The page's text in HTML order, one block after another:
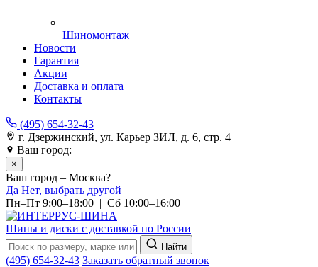
Шиномонтаж
Новости
Гарантия
Акции
Доставка и оплата
Контакты
(495) 654-32-43
г. Дзержинский, ул. Карьер ЗИЛ, д. 6, стр. 4
Ваш город:
×
Ваш город – Москва?
Да Нет, выбрать другой
Пн–Пт 9:00–18:00 | Сб 10:00–16:00
Шины и диски с доставкой по России
Найти
(495) 654-32-43 Заказать обратный звонок